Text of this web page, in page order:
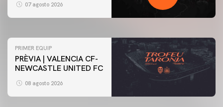
07 agosto 2026
PRIMER EQUIP
PRÈVIA | VALENCIA CF-
NEWCASTLE UNITED FC
08 agosto 2026